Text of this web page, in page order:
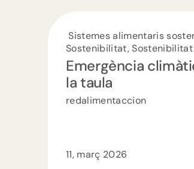
Sistemes alimentaris
Sostenibilitat,
Emergència
la taula
redalimentaccion
11, març 2026